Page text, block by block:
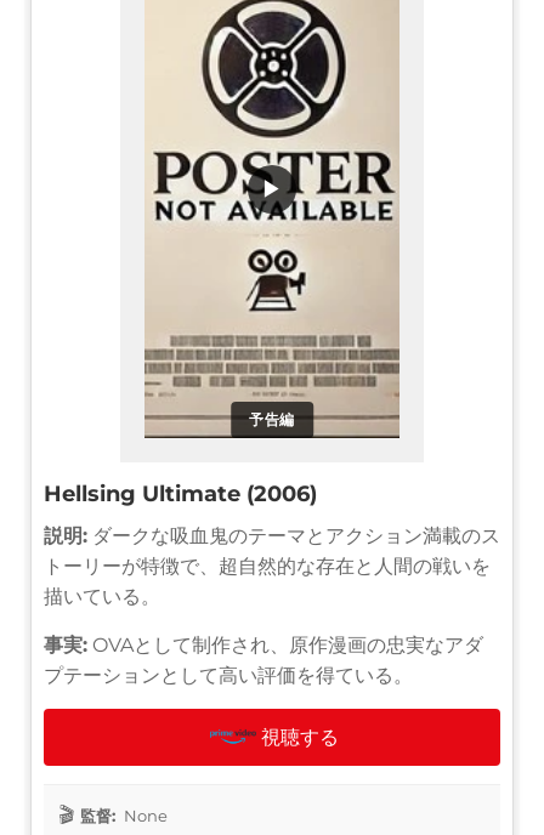
予告編
▶
Hellsing Ultimate (2006)
説明: ダークな吸血鬼のテーマとアクション満載のス
トーリーが特徴で、超自然的な存在と人間の戦いを
描いている。
事実: OVAとして制作され、原作漫画の忠実なアダ
プテーションとして高い評価を得ている。
視聴する
監督: None